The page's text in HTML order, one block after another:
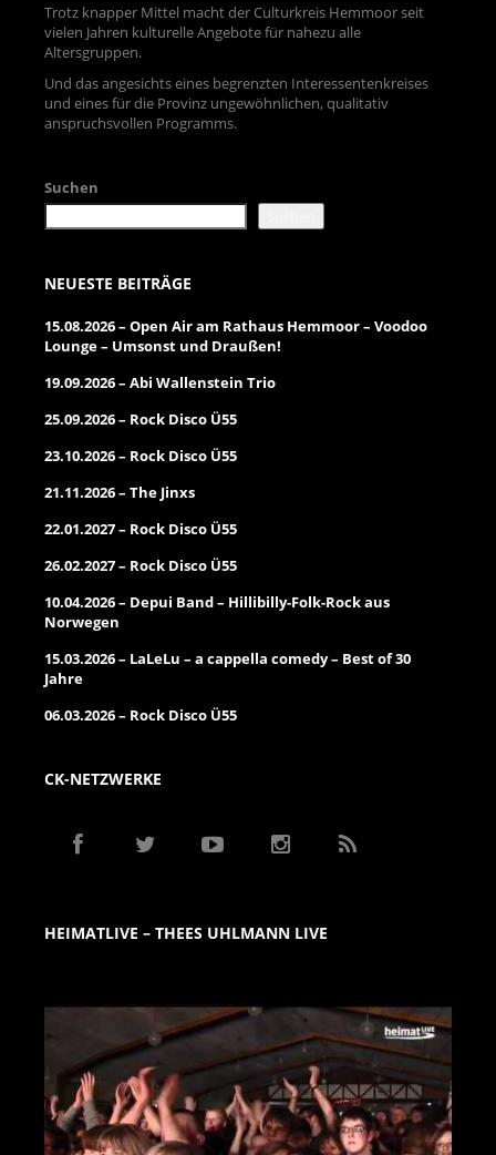
Trotz knapper Mittel macht der Culturkreis Hemmoor seit
vielen Jahren kulturelle Angebote für nahezu alle
Altersgruppen.
Und das angesichts eines begrenzten Interessentenkreises
und eines für die Provinz ungewöhnlichen, qualitativ
anspruchsvollen Programms.
Suchen
NEUESTE BEITRÄGE
15.08.2026 – Open Air am Rathaus Hemmoor – Voodoo
Lounge – Umsonst und Draußen!
19.09.2026 – Abi Wallenstein Trio
25.09.2026 – Rock Disco Ü55
23.10.2026 – Rock Disco Ü55
21.11.2026 – The Jinxs
22.01.2027 – Rock Disco Ü55
26.02.2027 – Rock Disco Ü55
10.04.2026 – Depui Band – Hillibilly-Folk-Rock aus
Norwegen
15.03.2026 – LaLeLu – a cappella comedy – Best of 30
Jahre
06.03.2026 – Rock Disco Ü55
CK-NETZWERKE
HEIMATLIVE – THEES UHLMANN LIVE